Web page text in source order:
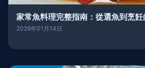
家常魚料理完整指南：從選魚到烹飪
2026年01月14日